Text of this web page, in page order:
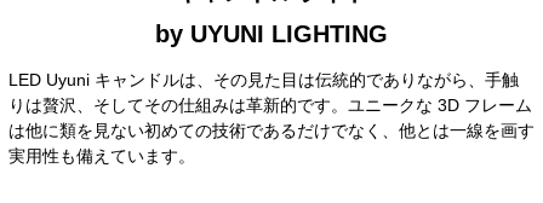
by UYUNI LIGHTING
LED Uyuni キャンドルは、その見た目は伝統的でありながら、手触
りは贅沢、そしてその仕組みは革新的です。ユニークな 3D フレーム
は他に類を見ない初めての技術であるだけでなく、他とは一線を画す
実用性も備えています。